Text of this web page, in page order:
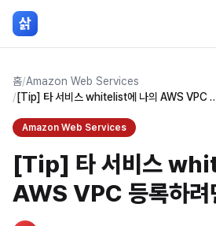
본문 바로가기
삵
홈/Amazon Web Services
/
[Tip] 타 서비스 whitelist에 나의
Amazon Web Services
[Tip] 타 서비스
AWS VPC 등록하려